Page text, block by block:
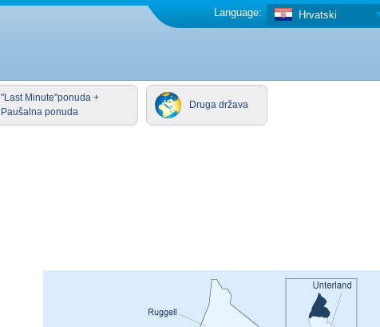
Hrvatski
Language:
"Last Minute"ponuda +
Paušalna ponuda
Druga država